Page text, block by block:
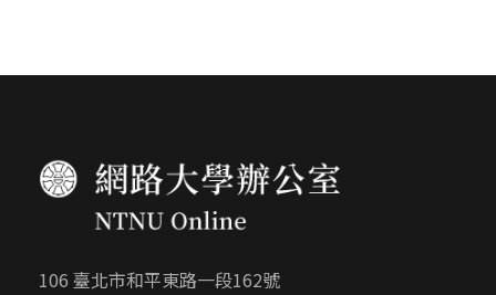
106 臺北市和平東路一段162號